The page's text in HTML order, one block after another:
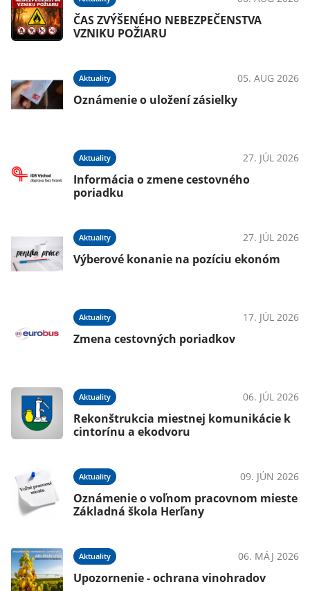
ČAS ZVÝŠENÉHO NEBEZPEČENSTVA
VZNIKU POŽIARU
Aktuality 05. AUG 2026
Oznámenie o uložení zásielky
Aktuality 27. JÚL 2026
Informácia o zmene cestovného
poriadku
Aktuality 27. JÚL 2026
Výberové konanie na pozíciu ekonóm
Aktuality 17. JÚL 2026
Zmena cestovných poriadkov
Aktuality 06. JÚL 2026
Rekonštrukcia miestnej komunikácie k
cintorínu a ekodvoru
Aktuality 09. JÚN 2026
Oznámenie o voľnom pracovnom mieste
Základná škola Herľany
Aktuality 06. MÁJ 2026
Upozornenie - ochrana vinohradov